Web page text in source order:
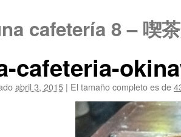
cafetería 8 – 喫
cafeteria-
abril 3, 2015 | El tamaño completo es de